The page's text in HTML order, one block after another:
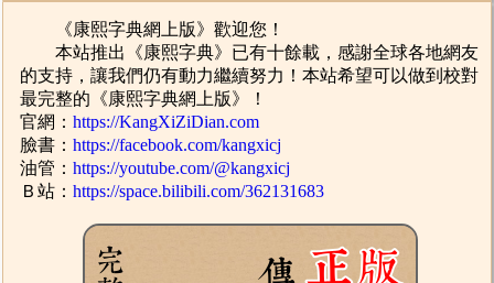
《康熙字典網上版》歡迎您！
本站推出《康熙字典》已有十餘載，感謝全球各地網友
的支持，讓我們仍有動力繼續努力！本站希望可以做到校對
最完整的《康熙字典網上版》！
官網：https://KangXiZiDian.com
臉書：https://facebook.com/kangxicj
油管：https://youtube.com/@kangxicj
Ｂ站：https://space.bilibili.com/362131683